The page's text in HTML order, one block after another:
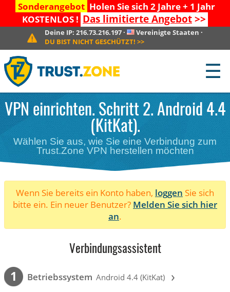
Sonderangebot Holen Sie sich 2 Jahre + 1 Jahr
KOSTENLOS ! Das limitierte Angebot>>
Deine IP: 216.73.216.197· Vereinigte Staaten ·
DU BIST NICHT GESCHÜTZT! >>
☰
VPN einrichten. Schritt 2. Android 4.4
(KitKat).
Wählen Sie aus, wie Sie eine Verbindung zum
Trust.Zone VPN herstellen möchten
Wenn Sie bereits ein Konto haben, loggen Sie sich
bitte ein. Ein neuer Benutzer? Melden Sie sich hier
an.
Verbindungsassistent
1 Betriebssystem Android 4.4 (KitKat) ›